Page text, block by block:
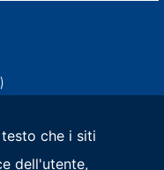
che i siti
dell'utente,